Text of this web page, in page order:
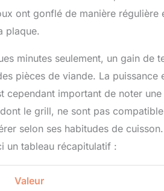
ont gonflé de manière régulière
plaque.
minutes seulement, un gain de
pièces de viande. La puissance
cependant important de noter une
le grill, ne sont pas
selon ses habitudes de cuisson.
un tableau récapitulatif :
Valeur